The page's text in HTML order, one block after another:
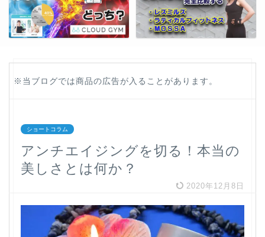
※当ブログでは商品の広告が入ることがあります。
ショートコラム
アンチエイジングを切る！本当の
美しさとは何か？
2020年12月8日